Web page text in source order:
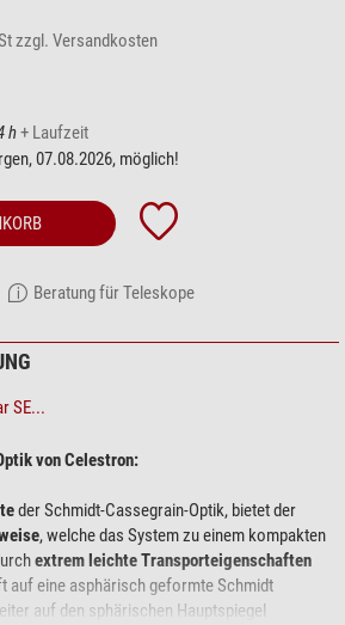
zzgl. Versandkosten
h+ Laufzeit
07.08.2026, möglich!
Beratung für Teleskope
SE...
von Celestron:
der Schmidt-Cassegrain-Optik, bietet der
, welche das System zu einem kompakten
extrem leichte Transporteigenschaften
auf eine asphärisch geformte Schmidt
auf den sphärischen Hauptspiegel